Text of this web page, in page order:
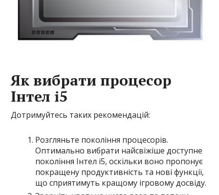
Як вибрати процесор
Інтел і5
Дотримуйтесь таких рекомендацій:
Розгляньте покоління процесорів.
Оптимально вибрати найсвіжіше доступне
покоління Інтел і5, оскільки воно пропонує
покращену продуктивність та нові функції,
що сприятимуть кращому ігровому досвіду.